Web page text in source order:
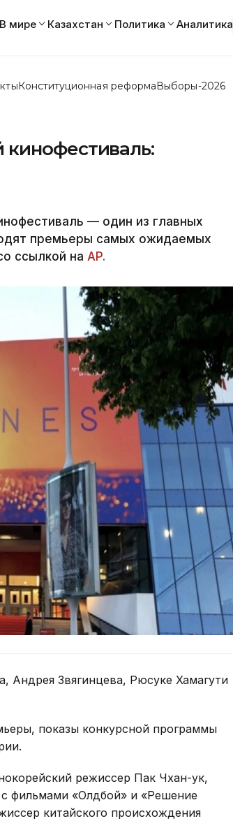
В мире Казахстан Политика Аналитика
Конституционная реформаВыборы-2026
кинофестиваль:
— один из главных
премьеры самых ожидаемых
ссылкой на AP.
Звягинцева, Рюсуке Хамагути
показы конкурсной программы
режиссер Пак Чхан-ук,
фильмами «Олдбой» и «Решение
китайского происхождения